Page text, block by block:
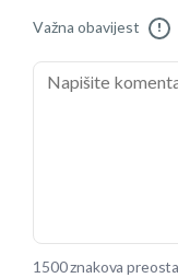
Važna obavijest !
1500 znakova